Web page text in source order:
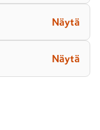
Näytä
Näytä